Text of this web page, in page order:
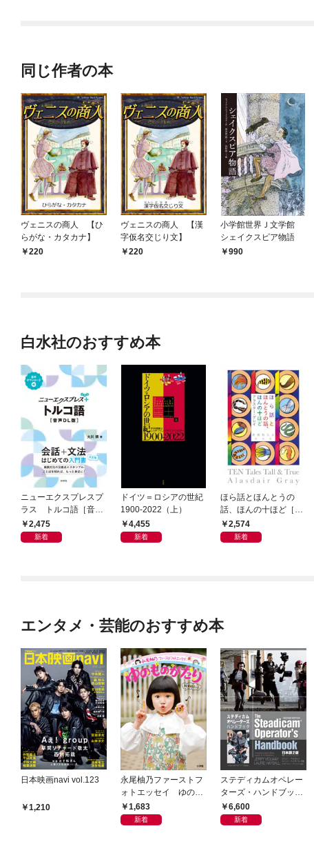
同じ作者の本
ヴェニスの商人 【ひ
らがな・カタカナ】
220
ヴェニスの商人 【漢
字仮名交じり文】
220
小学館世界Ｊ文学館
シェイクスピア物語
990
白水社のおすすめ本
ニューエクスプレスプ
ラス トルコ語［音声
DL版］
2,475
新着
ドイツ＝ロシアの世紀
1900-2022（上）
4,455
新着
ほら話とほんとうの
話、ほんの十ほど［新
装版］
2,574
新着
エンタメ・芸能のおすすめ本
日本映画navi vol.123
1,210
永尾柚乃ファーストフ
ォトエッセイ ゆのも
のがたり
1,683
新着
ステディカムオペレー
ターズ・ハンドブック
日本語版 電子版 第２
版
6,600
新着